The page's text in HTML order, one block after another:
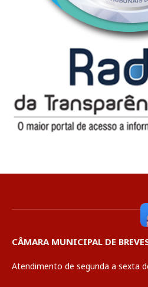
CÂMARA MUNICIPAL DE
Atendimento de segunda a sexta